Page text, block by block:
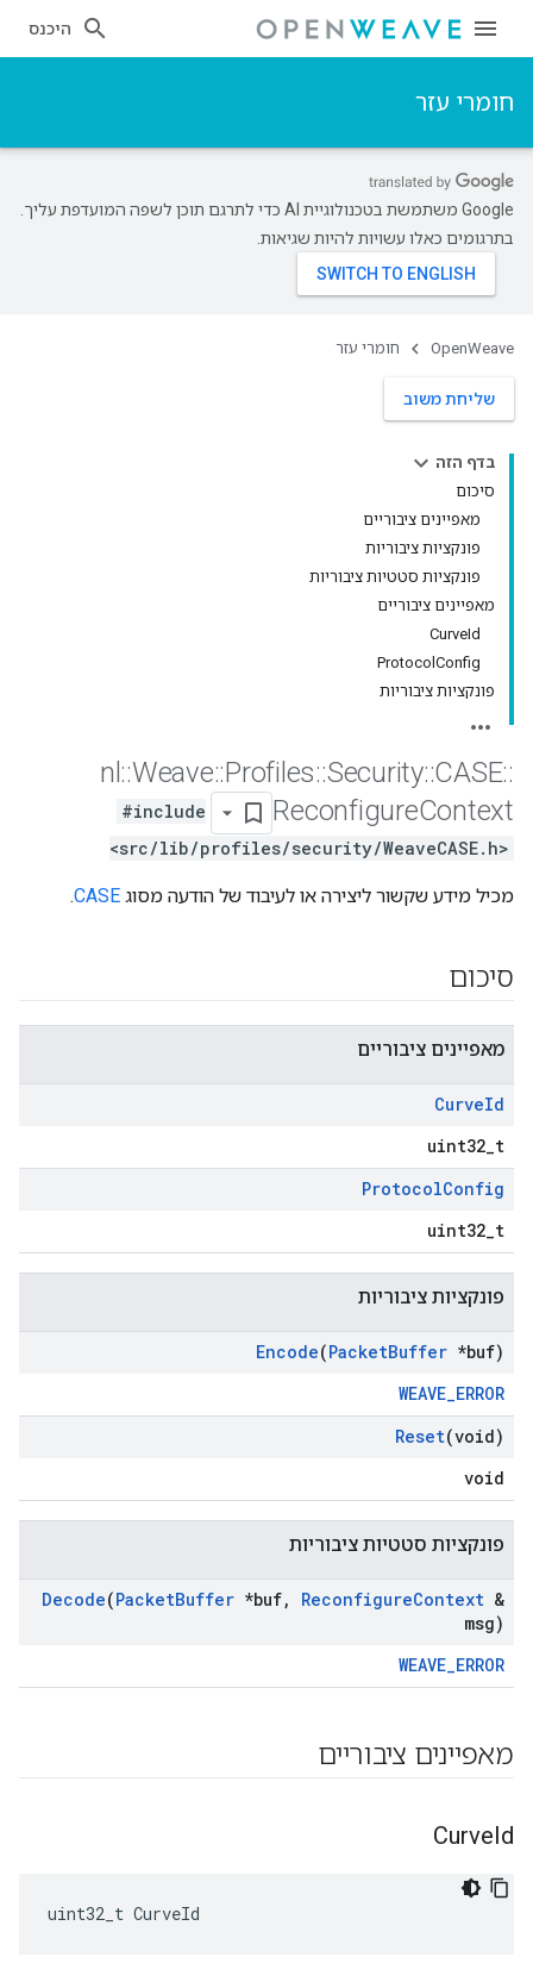
היכנס
חומרי עזר
‫Google משתמשת בטכנולוגיית AI כדי לתרגם תוכן לשפה המועדפת עליך.
בתרגומים כאלו עשויות להיות שגיאות.
OpenWeave חומרי עזר
שליחת משוב
בדף הזה
סיכום
מאפיינים ציבוריים
פונקציות ציבוריות
פונקציות סטטיות ציבוריות
מאפיינים ציבוריים
CurveId
ProtocolConfig
פונקציות ציבוריות
nl ::Weave::Profiles::Security::CASE::
ReconfigureContext
#include
<src/lib/profiles/security/WeaveCASE.h>
מכיל מידע שקשור ליצירה או לעיבוד של הודעה מסוג CASE
.
סיכום
מאפיינים ציבוריים
CurveId
uint32_t
ProtocolConfig
uint32_t
פונקציות ציבוריות
Encode(PacketBuffer *buf)
WEAVE_ERROR
Reset(void)
void
פונקציות סטטיות ציבוריות
Decode(PacketBuffer *buf, ReconfigureContext &
msg)
WEAVE_ERROR
מאפיינים ציבוריים
CurveId
uint32_t CurveId